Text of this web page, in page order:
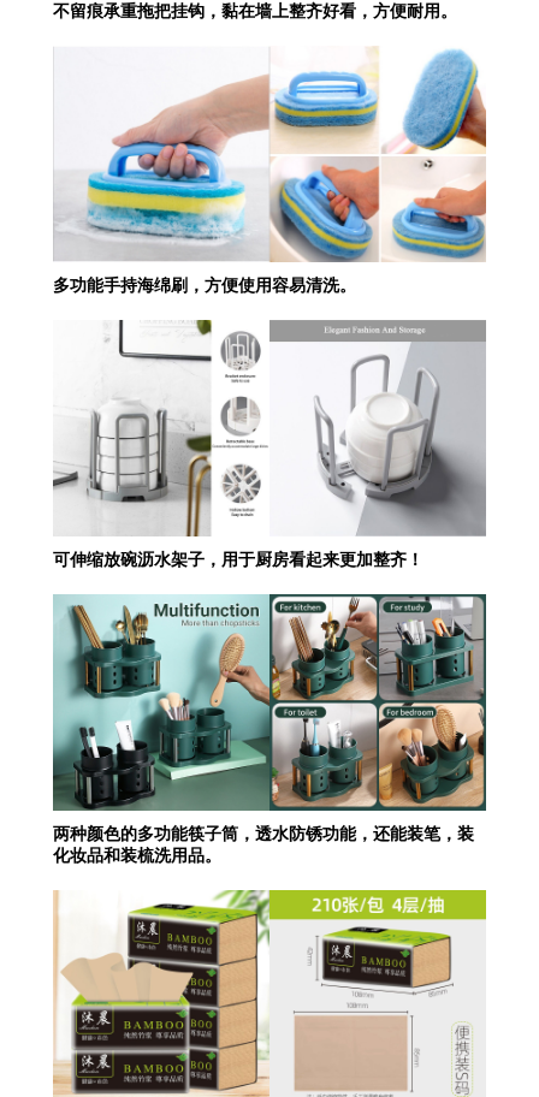
不留痕承重拖把挂钩，黏在墙上整齐好看，方便耐用。
多功能手持海绵刷，方便使用容易清洗。
可伸缩放碗沥水架子，用于厨房看起来更加整齐！
两种颜色的多功能筷子筒，透水防锈功能，还能装笔，装
化妆品和装梳洗用品。